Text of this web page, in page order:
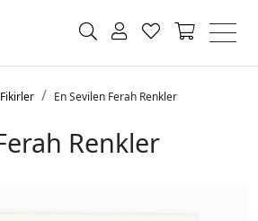
En Sevilen Ferah Renkler
Renkler